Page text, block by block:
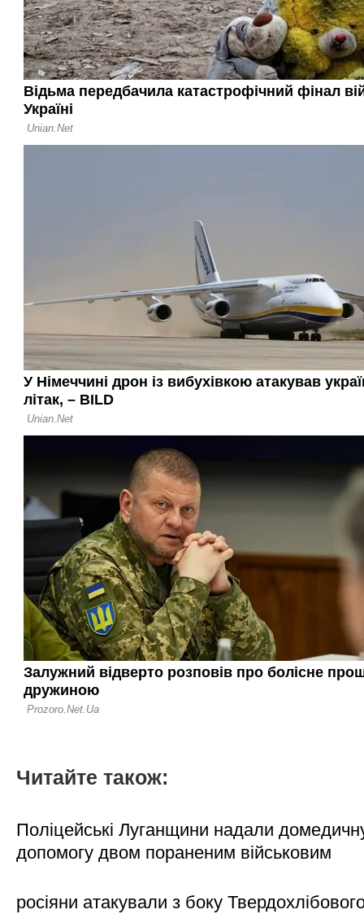
Читайте також:
Поліцейські Луганщини надали
допомогу двом пораненим військовим
росіяни атакували з боку